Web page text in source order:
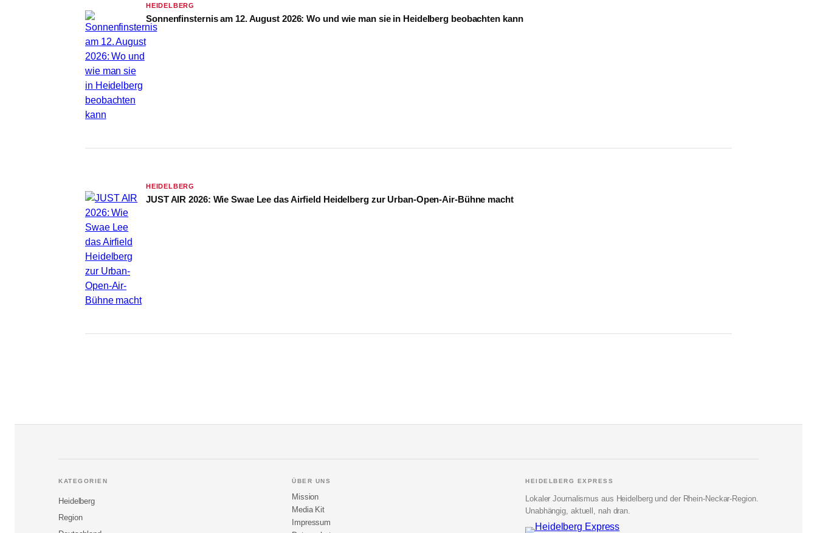
HEIDELBERG
Sonnenfinsternis am 12. August 2026: Wo und wie man sie in Heidelberg beobachten kann
HEIDELBERG
JUST AIR 2026: Wie Swae Lee das Airfield Heidelberg zur Urban-Open-Air-Bühne macht
KATEGORIEN
Heidelberg
Region
ÜBER UNS
Mission
Media Kit
Impressum
HEIDELBERG EXPRESS
Lokaler Journalismus aus Heidelberg und der Rhein-Neckar-Region.
Unabhängig, aktuell, nah dran.